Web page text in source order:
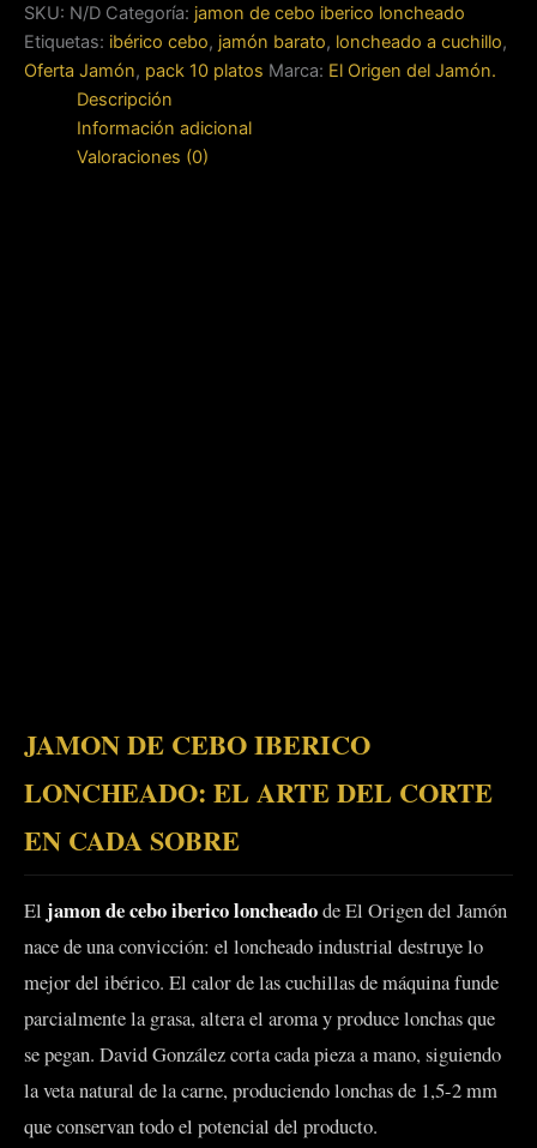
loncheado
cantidad
SKU: N/D Categoría: jamon de cebo iberico loncheado
Etiquetas: ibérico cebo, jamón barato, loncheado a cuchillo,
Oferta Jamón, pack 10 platos Marca: El Origen del Jamón.
Descripción
Información adicional
Valoraciones (0)
JAMON DE CEBO IBERICO
LONCHEADO: EL ARTE DEL CORTE
EN CADA SOBRE
El jamon de cebo iberico loncheadode El Origen del Jamón
nace de una convicción: el loncheado industrial destruye lo
mejor del ibérico. El calor de las cuchillas de máquina funde
parcialmente la grasa, altera el aroma y produce lonchas que
se pegan. David González corta cada pieza a mano, siguiendo
la veta natural de la carne, produciendo lonchas de 1,5-2 mm
que conservan todo el potencial del producto.